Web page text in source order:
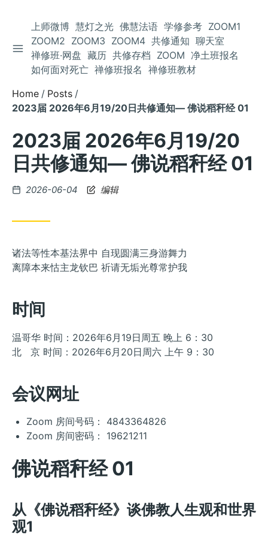
Skip
TOGGLE SIDEBAR
上师微博 慧灯之光 佛慧法语 学修参考 ZOOM1
ZOOM2 ZOOM3 ZOOM4 共修通知 聊天室
禅修班·网盘 藏历 共修存档 ZOOM 净土班报名
如何面对死亡 禅修班报名 禅修班教材
Home
Posts
2023届 2026年6月19/20日共修通知— 佛说稻秆经 01
2023届 2026年6月19/20
日共修通知— 佛说稻秆经 01
Posted
2026-06-04 编辑
诸法等性本基法界中 自现圆满三身游舞力
离障本来怙主龙钦巴 祈请无垢光尊常护我
时间
温哥华 时间：2026年6月19日周五 晚上 6：30
北 京 时间：2026年6月20日周六 上午 9：30
会议网址
Zoom 房间号码： 4843364826
Zoom 房间密码： 19621211
佛说稻秆经 01
从《佛说稻秆经》谈佛教人生观和世界
观1